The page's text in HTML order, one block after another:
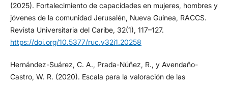
(2025). Fortalecimiento de capacidades en mujeres, hombres y
jóvenes de la comunidad Jerusalén, Nueva Guinea, RACCS.
Revista Universitaria del Caribe, 32(1), 117–127.
https://doi.org/10.5377/ruc.v32i1.20258
Hernández-Suárez, C. A., Prada-Núñez, R., y Avendaño-
Castro, W. R. (2020). Escala para la valoración de las